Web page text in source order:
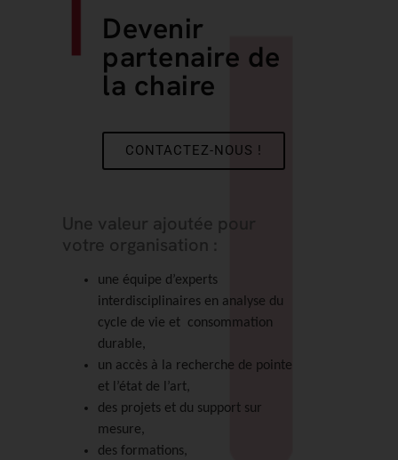
Devenir
partenaire de
la chaire
CONTACTEZ-NOUS !
Une valeur ajoutée pour
votre organisation :
une équipe d’experts
interdisciplinaires en analyse du
cycle de vie et consommation
durable,
un accès à la recherche de pointe
et l’état de l’art,
des projets et du support sur
mesure,
des formations,